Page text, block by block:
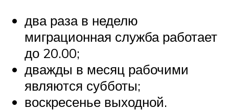
два раза в неделю
миграционная служба работает
до 20.00;
дважды в месяц рабочими
являются субботы;
воскресенье выходной.